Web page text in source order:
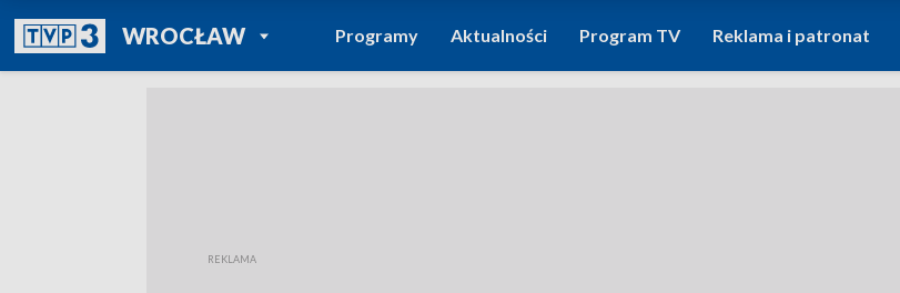
WROCŁAWPOWRÓT DO
TVP REGIONY
Programy Aktualności Program TV Reklama i patronat